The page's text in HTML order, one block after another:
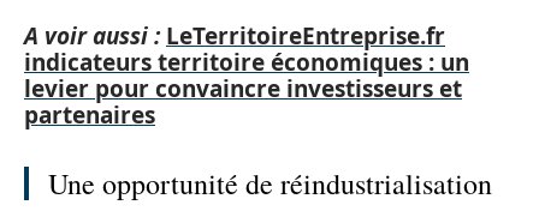
A voir aussi : LeTerritoireEntreprise.fr
indicateurs territoire économiques : un
levier pour convaincre investisseurs et
partenaires
Une opportunité de réindustrialisation